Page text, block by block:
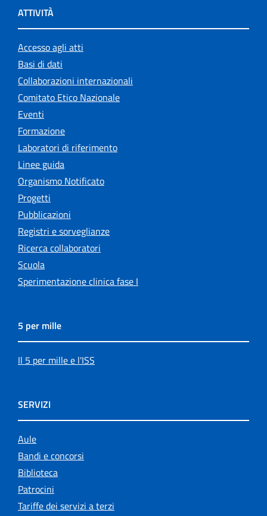
ATTIVITÀ
Accesso agli atti
Basi di dati
Collaborazioni internazionali
Comitato Etico Nazionale
Eventi
Formazione
Laboratori di riferimento
Linee guida
Organismo Notificato
Progetti
Pubblicazioni
Registri e sorveglianze
Ricerca collaboratori
Scuola
Sperimentazione clinica fase I
5 per mille
Il 5 per mille e l'ISS
SERVIZI
Aule
Bandi e concorsi
Biblioteca
Patrocini
Tariffe dei servizi a terzi